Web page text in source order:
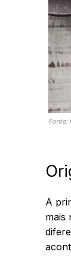
Fonte:
A
mais